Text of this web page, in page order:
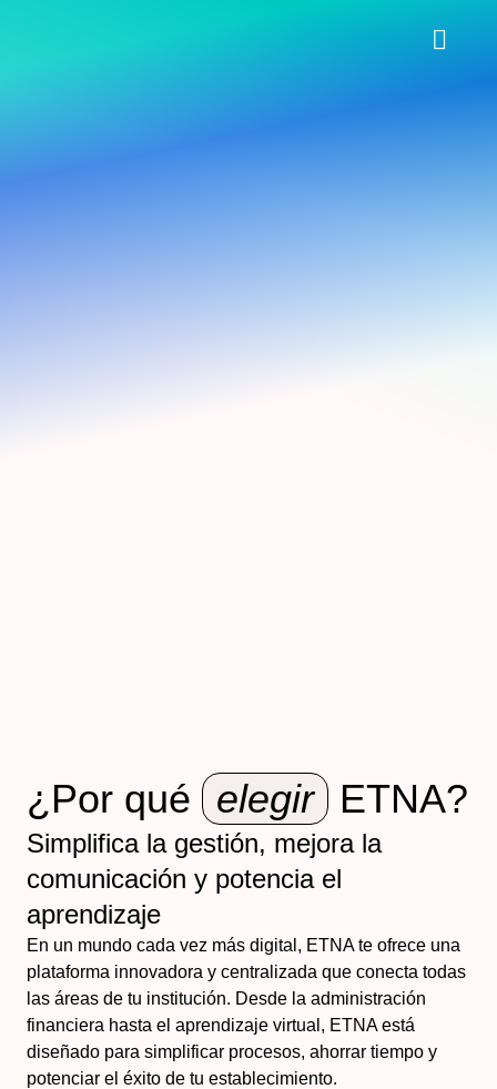
¿Por qué elegir ETNA?
Simplifica la gestión, mejora la
comunicación y potencia el
aprendizaje
En un mundo cada vez más digital, ETNA te ofrece una
plataforma innovadora y centralizada que conecta todas
las áreas de tu institución. Desde la administración
financiera hasta el aprendizaje virtual, ETNA está
diseñado para simplificar procesos, ahorrar tiempo y
potenciar el éxito de tu establecimiento.